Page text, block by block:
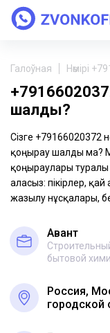
Галоўная Нөмірі
шалды?
Сізге +79166020372
қоңырау шалды ма?
қоңыраулары туралы
аласыз: пікірлер,
жазылу нұсқалары,
Авант
бытовой
Россия,
городской